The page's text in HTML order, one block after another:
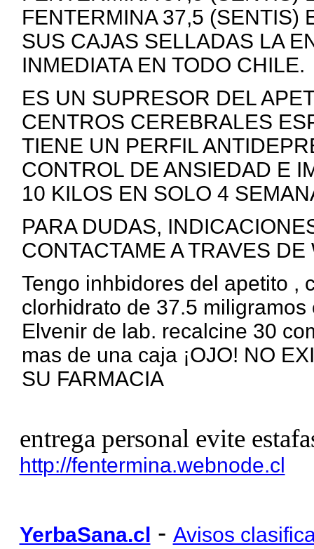
FENTERMINA 37,5 (SENTIS)
SUS CAJAS SELLADAS LA
INMEDIATA EN TODO CHILE.
ES UN SUPRESOR DEL
CENTROS CEREBRALES
TIENE UN PERFIL
CONTROL DE ANSIEDAD E
10 KILOS EN SOLO 4
PARA DUDAS,
CONTACTAME A TRAVES
Tengo inhbidores del apetito ,
clorhidrato de 37.5
Elvenir de lab. recalcine 30
mas de una caja ¡OJO! NO
SU FARMACIA
entrega personal evite
http://fentermina.webnode.cl
YerbaSana.cl - Avisos